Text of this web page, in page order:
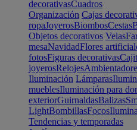
decorativasCuadros
Organización Cajas
ropaJoyerosBiombosCestas
Objetos decorativos Velas
mesaNavidadFlores
fotosFiguras decorativas
joyerosRelojes
Iluminación Lámparas
mueblesIluminación para
exteriorGuirnaldasBalizas
LightBombillasFocos
Tendencias y temporadas